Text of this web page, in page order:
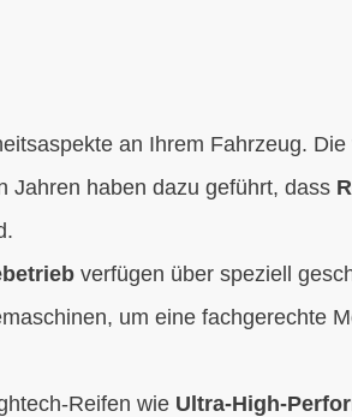
an Ihrem Fahrzeug.
Jahren haben dazu geführt, dass
verfügen über speziell
um eine fachgerechte
Reifen wie Ultra-High-